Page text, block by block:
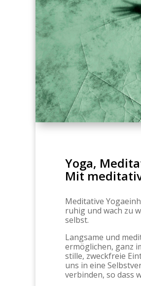
Yoga,
Mit
Meditative
ruhig und wach zu
selbst.
Langsame und
ermöglichen, ganz
stille, zweckfreie
uns in eine
verbinden, so dass